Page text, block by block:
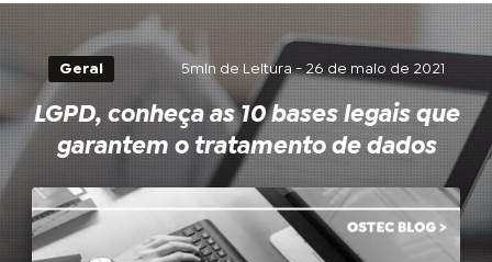
Geral 5min de Leitura - 26 de maio de 2021
LGPD, conheça as 10 bases legais que
garantem o tratamento de dados